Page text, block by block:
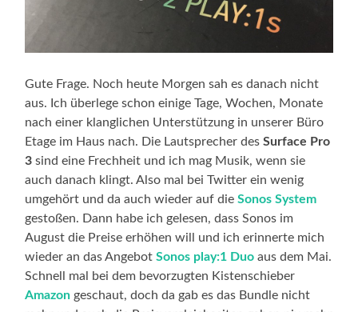
Gute Frage. Noch heute Morgen sah es danach nicht
aus. Ich überlege schon einige Tage, Wochen, Monate
nach einer klanglichen Unterstützung in unserer Büro
Etage im Haus nach. Die Lautsprecher desSurface Pro
3 sind eine Frechheit und ich mag Musik, wenn sie
auch danach klingt. Also mal bei Twitter ein wenig
umgehört und da auch wieder auf dieSonos System
gestoßen. Dann habe ich gelesen, dass Sonos im
August die Preise erhöhen will und ich erinnerte mich
wieder an das AngebotSonos play:1 Duo aus dem Mai.
Schnell mal bei dem bevorzugten Kistenschieber
Amazon geschaut, doch da gab es das Bundle nicht